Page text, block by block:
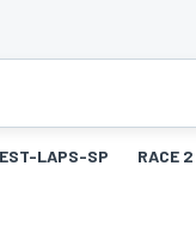
LAPS-SP RACE 2